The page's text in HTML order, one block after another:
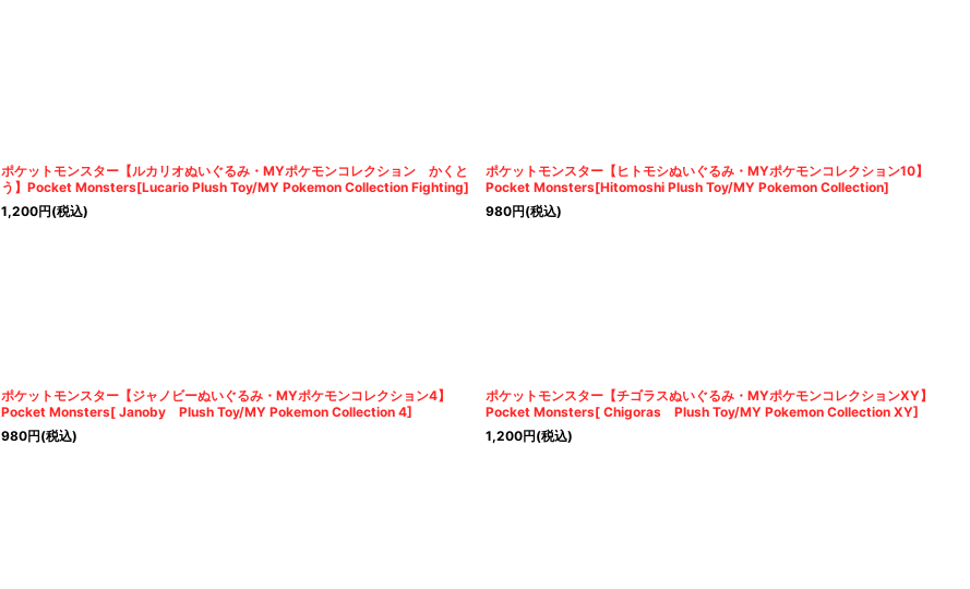
ポケットモンスター【ルカリオぬいぐるみ・MYポケモンコレクション かくと
う】Pocket Monsters[Lucario Plush Toy/MY Pokemon Collection Fighting]
1,200円(税込)
ポケットモンスター【ヒトモシぬいぐるみ・MYポケモンコレクション10】
Pocket Monsters[Hitomoshi Plush Toy/MY Pokemon Collection]
980円(税込)
ポケットモンスター【ジャノビーぬいぐるみ・MYポケモンコレクション4】
Pocket Monsters[ Janoby Plush Toy/MY Pokemon Collection 4]
980円(税込)
ポケットモンスター【チゴラスぬいぐるみ・MYポケモンコレクションXY】
Pocket Monsters[ Chigoras Plush Toy/MY Pokemon Collection XY]
1,200円(税込)